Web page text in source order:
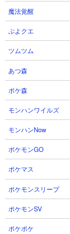
２．密林の異
を使った攻略
【出撃メンバー】
【攻略概要】
「Ketron D Tekron
力と資金回りを盛
ドロン、ゼウス。
ンガブルはもちろ
壊にてクリア。ナ
魔法覚醒
ぷよクエ
ツムツム
あつ森
ポケ森
モンハンワイルズ
モンハンNow
ポケモンGO
ポケマス
ポケモンスリープ
ポケモンSV
ポケポケ